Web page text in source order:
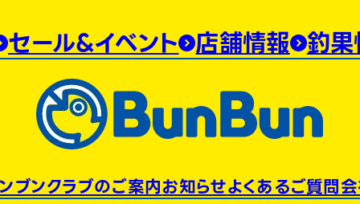
セール&イベント 店舗情報 釣
ブンクラブのご案内お知らせよくあるご質問